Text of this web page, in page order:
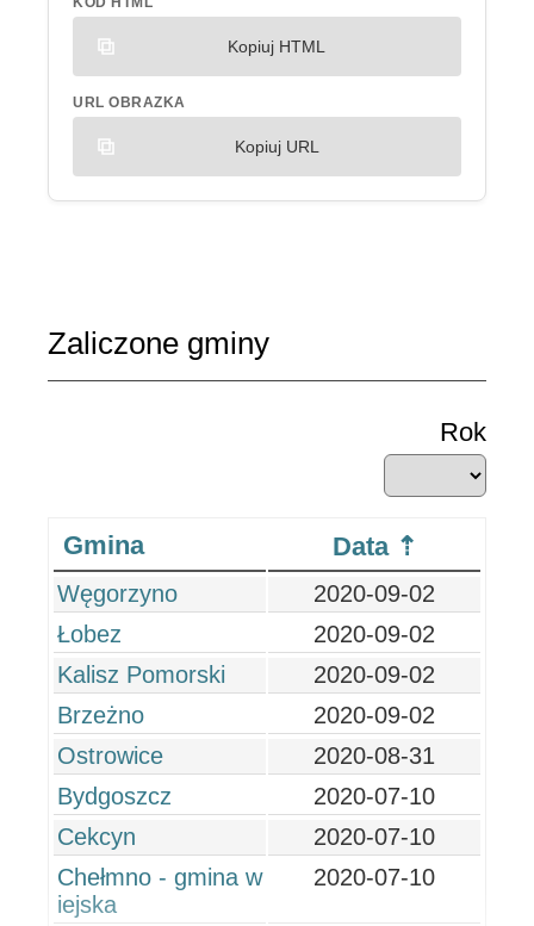
Kopiuj HTML
URL OBRAZKA
Kopiuj URL
Zaliczone gminy
Rok
Gmina Data
Węgorzyno
2020-09-02
Łobez
2020-09-02
Kalisz Pomorski
2020-09-02
Brzeżno
2020-09-02
Ostrowice
2020-08-31
Bydgoszcz
2020-07-10
Cekcyn
2020-07-10
Chełmno - gmina w
iejska
2020-07-10